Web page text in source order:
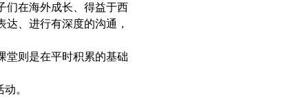
们在海外成长、得益于西
、进行有深度的沟通，
堂则是在平时积累的基础
。